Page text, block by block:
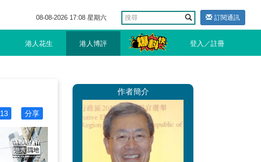
08-08-2026 17:08 星期六 訂閱通訊
港人花生 港人博評 登入／註冊
分享
13
作者簡介